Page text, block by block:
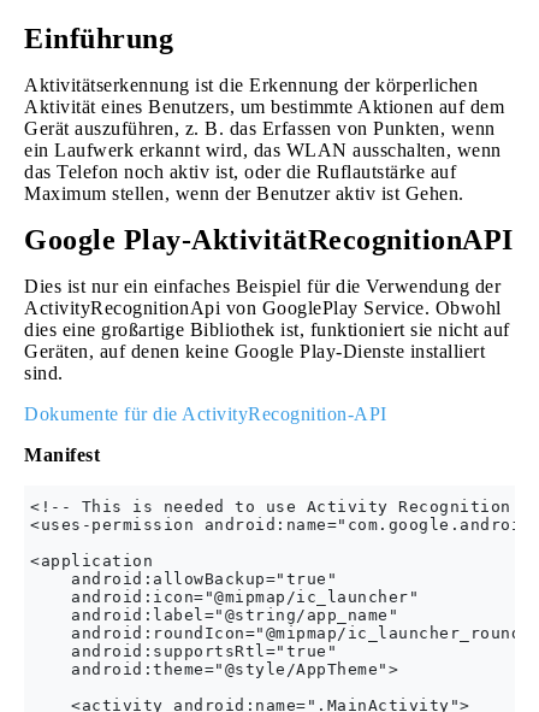
Einführung
Aktivitätserkennung ist die Erkennung der körperlichen
Aktivität eines Benutzers, um bestimmte Aktionen auf dem
Gerät auszuführen, z. B. das Erfassen von Punkten, wenn
ein Laufwerk erkannt wird, das WLAN ausschalten, wenn
das Telefon noch aktiv ist, oder die Ruflautstärke auf
Maximum stellen, wenn der Benutzer aktiv ist Gehen.
Google Play-AktivitätRecognitionAPI
Dies ist nur ein einfaches Beispiel für die Verwendung der
ActivityRecognitionApi von GooglePlay Service. Obwohl
dies eine großartige Bibliothek ist, funktioniert sie nicht auf
Geräten, auf denen keine Google Play-Dienste installiert
sind.
Dokumente für die ActivityRecognition-API
Manifest
<!-- This is needed to use Activity Recognition!
<uses-permission
<application
    android:allowBackup="true"
    android:icon="@mipmap/ic_launcher"
    android:label="@string/app_name"
    android:roundIcon="@mipmap/ic_launcher_round"
    android:supportsRtl="true"
    android:theme="@style/AppTheme">
    <activity android:name=".MainActivity">